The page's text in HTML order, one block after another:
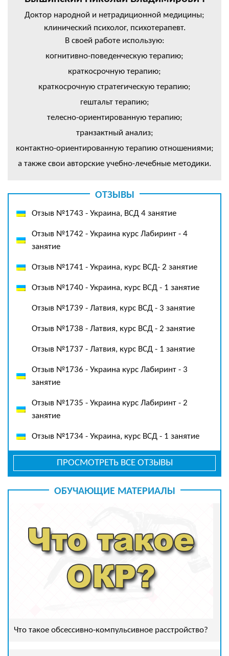
Доктор народной и нетрадиционной медицины;
клинический психолог, психотерапевт.
В своей работе использую:
когнитивно-поведенческую терапию;
краткосрочную терапию;
краткосрочную стратегическую терапию;
гештальт терапию;
телесно-ориентированную терапию;
транзактный анализ;
контактно-ориентированную терапию отношениями;
а также свои авторские учебно-лечебные методики.
ОТЗЫВЫ
Отзыв №1743 - Украина, ВСД 4 занятие
Отзыв №1742 - Украина курс Лабиринт - 4
занятие
Отзыв №1741 - Украина, курс ВСД- 2 занятие
Отзыв №1740 - Украина, курс ВСД - 1 занятие
Отзыв №1739 - Латвия, курс ВСД - 3 занятие
Отзыв №1738 - Латвия, курс ВСД - 2 занятие
Отзыв №1737 - Латвия, курс ВСД - 1 занятие
Отзыв №1736 - Украина курс Лабиринт - 3
занятие
Отзыв №1735 - Украина курс Лабиринт - 2
занятие
Отзыв №1734 - Украина, курс ВСД - 1 занятие
ПРОСМОТРЕТЬ ВСЕ ОТЗЫВЫ
ОБУЧАЮЩИЕ МАТЕРИАЛЫ
Что такое обсессивно-компульсивное расстройство?